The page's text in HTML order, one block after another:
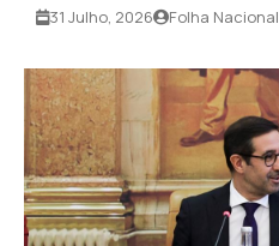
31 Julho, 2026 Folha Nacional